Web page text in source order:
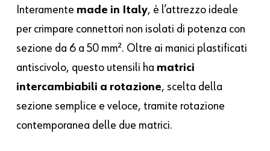
Interamente made in Italy, è l’attrezzo ideale
per crimpare connettori non isolati di potenza con
sezione da 6 a 50 mm². Oltre ai manici plastificati
antiscivolo, questo utensili ha matrici
intercambiabili a rotazione, scelta della
sezione semplice e veloce, tramite rotazione
contemporanea delle due matrici.